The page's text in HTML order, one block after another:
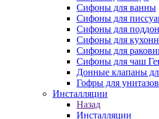
Сифоны для ванны
Сифоны для
Сифоны для
Сифоны для
Сифоны для
Сифоны для чаш
Донные клапаны
Гофры для унитазов
Инсталляции
Назад
Инсталляции